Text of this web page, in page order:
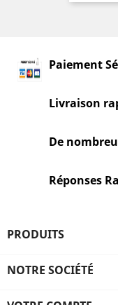
Paiement
Livraison
De
Réponses
PRODUITS
NOTRE SOCIÉTÉ